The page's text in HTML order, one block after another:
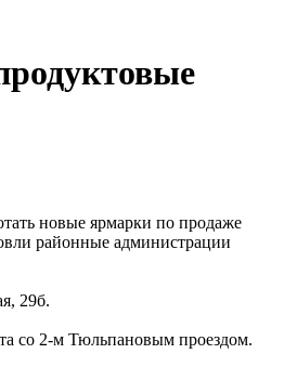
новые ярмарки по продаже
районные администрации
29б.
со 2-м Тюльпановым проездом.